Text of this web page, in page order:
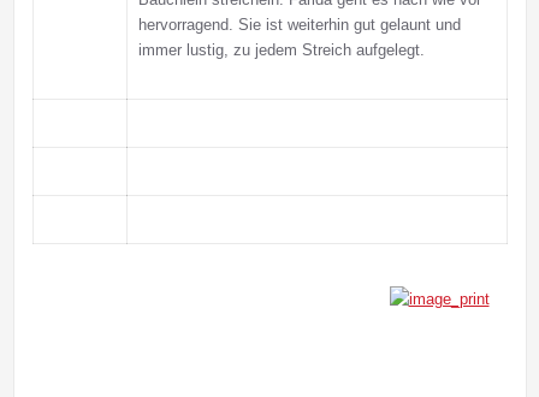
hervorragend. Sie ist weiterhin gut gelaunt und
immer lustig, zu jedem Streich aufgelegt.